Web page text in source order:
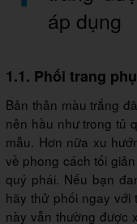
áp dụng
1.1. Phối trang
Bản thân màu trắng
nên hầu như trong tủ
mẫu. Hơn nữa xu
về phong cách tối
quý phái. Nếu bạn
hãy thử phối ngay với
này vẫn thường được